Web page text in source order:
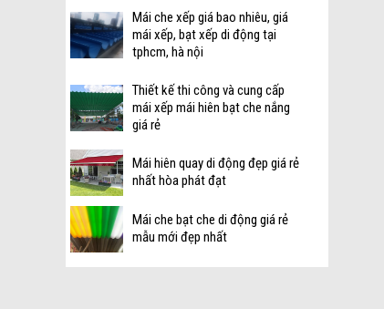
Mái che xếp giá bao nhiêu, giá
mái xếp, bạt xếp di động tại
tphcm, hà nội
Thiết kế thi công và cung cấp
mái xếp mái hiên bạt che nắng
giá rẻ
Mái hiên quay di động đẹp giá rẻ
nhất hòa phát đạt
Mái che bạt che di động giá rẻ
mẫu mới đẹp nhất